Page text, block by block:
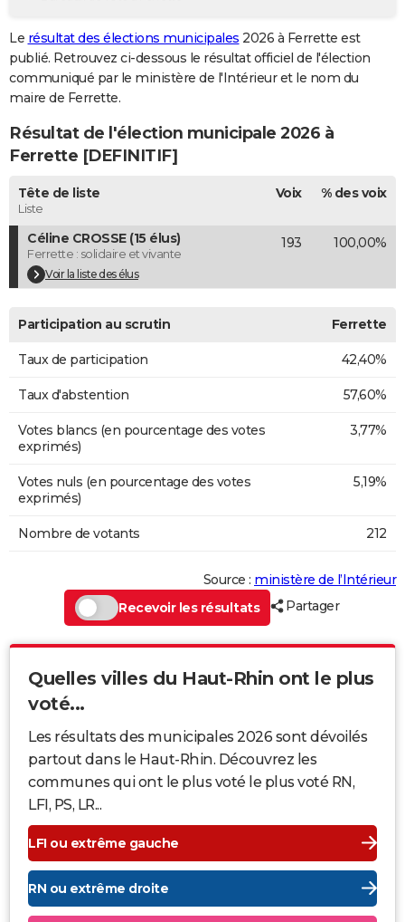
GUIDES D'ACHAT
BONS PLANS
CARTE DE VOEUX
Carte de Noël
Carte Bonne année
Carte Saint-Valentin
Carte Pâques
Carte d'anniversaire
DICTIONNAIRE
Dictionnaire
Biographies
Citations
Expressions
Proverbes
PROGRAMME TV
COPAINS D'AVANT
S'inscrire
Se connecter
Lycées
Collèges
Primaires
Universités
Entreprises
Service militaire
Avis de recherche
AVIS DE DÉCÈS
FORUM
Le résultat des élections municipales 2026 à Ferrette est
publié. Retrouvez ci-dessous le résultat officiel de l'élection
communiqué par le ministère de l'Intérieur et le nom du
maire de Ferrette.
Résultat de l'élection municipale 2026 à
Ferrette [DEFINITIF]
Tête de liste
Liste
Voix % des voix
Céline CROSSE (15 élus)
Ferrette : solidaire et vivante
Voir la liste des élus
193 100,00%
Participation au scrutin Ferrette
Taux de participation 42,40%
Taux d'abstention 57,60%
Votes blancs (en pourcentage des votes
exprimés)
3,77%
Votes nuls (en pourcentage des votes
exprimés)
5,19%
Nombre de votants 212
Source : ministère de l’Intérieur
Recevoir les résultats
Partager
Quelles villes du Haut-Rhin ont le plus
voté...
Les résultats des municipales 2026 sont dévoilés
partout dans le Haut-Rhin. Découvrez les
communes qui ont le plus voté le plus voté RN,
LFI, PS, LR...
LFI ou extrême gauche
RN ou extrême droite